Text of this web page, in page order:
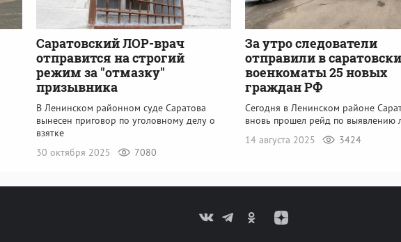
Саратовский ЛОР-врач
отправится на строгий
режим за "отмазку"
призывника
В Ленинском районном суде Саратова
вынесен приговор по уголовному делу о
взятке
30 октября 2025
7080
За утро следователи
отправили в
военкоматы 25 новых
граждан РФ
Сегодня в Ленинском районе
вновь прошел рейд по выявлению
14 августа 2025
3424